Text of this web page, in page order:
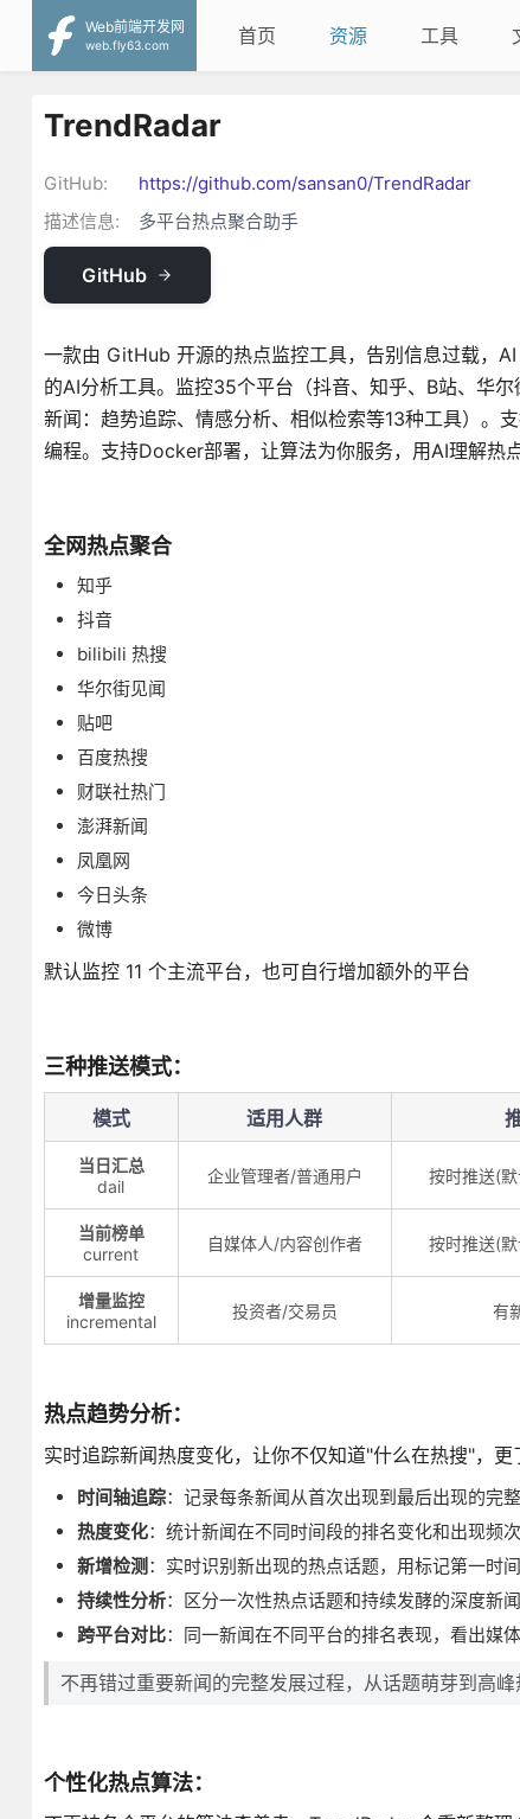
Web前端开发网
web.fly63.com
首页 资源 工具
TrendRadar
GitHub:
https://github.com/sansan0/TrendRadar
描述信息:
多平台热点聚合助手
GitHub
一款由 GitHub 开源的热点监控工具，告别信息过载，
的AI分析工具。监控35个平台（抖音、知乎、B站、华
新闻：趋势追踪、情感分析、相似检索等13种工具）
编程。支持Docker部署，让算法为你服务，用AI理解热
全网热点聚合
知乎
抖音
bilibili 热搜
华尔街见闻
贴吧
百度热搜
财联社热门
澎湃新闻
凤凰网
今日头条
微博
默认监控 11 个主流平台，也可自行增加额外的平台
三种推送模式：
模式 适用人群
当日汇总
dail
企业管理者/普通用户 按时推送(
当前榜单
current
自媒体人/内容创作者 按时推送(
增量监控
incremental
投资者/交易员 有
热点趋势分析：
实时追踪新闻热度变化，让你不仅知道"什么在热搜"，
时间轴追踪：记录每条新闻从首次出现到最后出现的完
热度变化：统计新闻在不同时间段的排名变化和出现频次
新增检测 ：实时识别新出现的热点话题，用标记第一时
持续性分析：区分一次性热点话题和持续发酵的深度新闻
跨平台对比：同一新闻在不同平台的排名表现，看出媒
不再错过重要新闻的完整发展过程，从话题萌芽到高
个性化热点算法：